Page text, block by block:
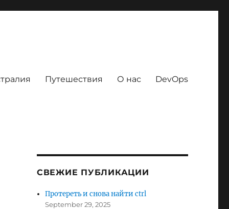
Путешествия О нас DevOps
СВЕЖИЕ ПУБЛИКАЦИИ
Протереть и снова найти ctrl
September 29, 2025